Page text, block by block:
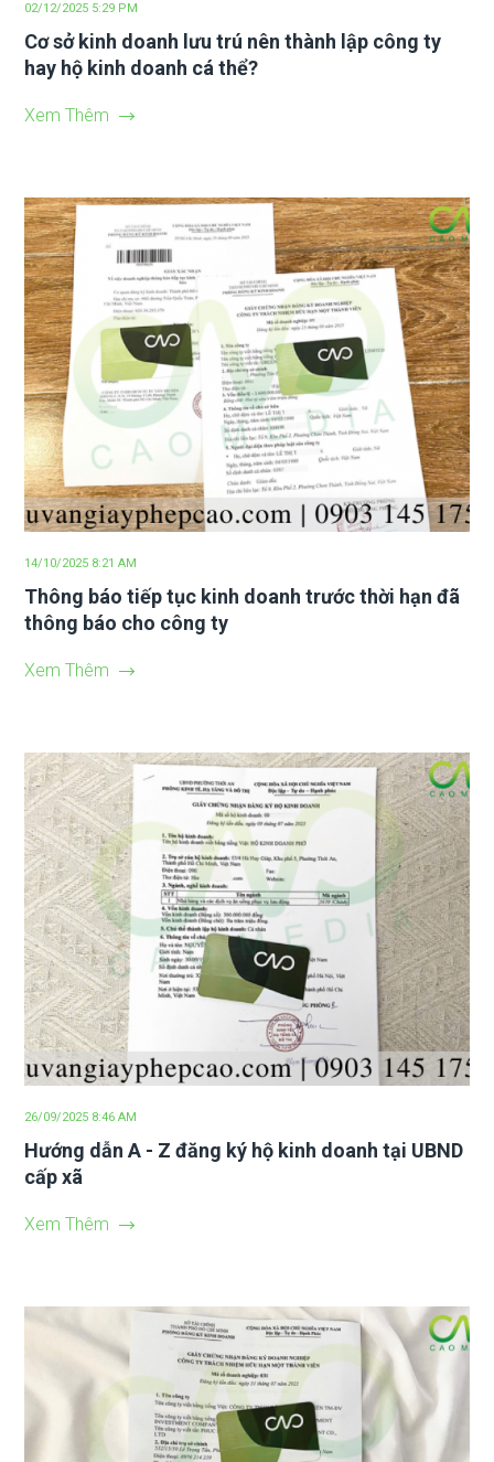
02/12/2025 5:29 PM
Cơ sở kinh doanh lưu trú nên thành lập công ty
hay hộ kinh doanh cá thể?
Xem Thêm
14/10/2025 8:21 AM
Thông báo tiếp tục kinh doanh trước thời hạn đã
thông báo cho công ty
Xem Thêm
26/09/2025 8:46 AM
Hướng dẫn A - Z đăng ký hộ kinh doanh tại UBND
cấp xã
Xem Thêm